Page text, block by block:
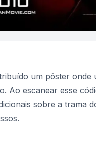
um pôster onde
Ao escanear esse
sobre a trama